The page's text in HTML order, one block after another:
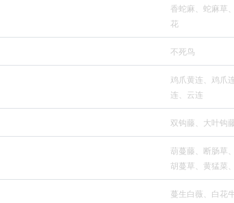
香蛇麻、蛇麻草
花
不死鸟
鸡爪黄连、鸡爪
连、云连
双钩藤、大叶钩
葫蔓藤、断肠草
胡蔓草、黄猛菜
蔓生白薇、白花